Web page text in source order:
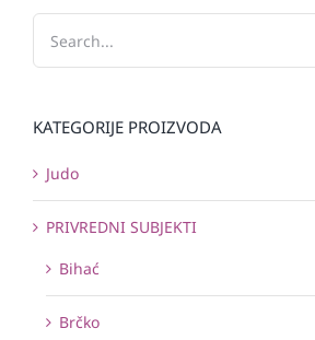
KATEGORIJE PROIZVODA
Judo
PRIVREDNI SUBJEKTI
Bihać
Brčko